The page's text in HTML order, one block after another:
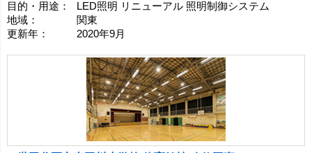
目的・用途：
LED照明 リニューアル 照明制御システム
地域：
関東
更新年：
2020年9月